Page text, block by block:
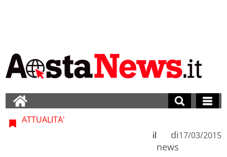
ATTUALITA'
di
news
il 17/03/2015